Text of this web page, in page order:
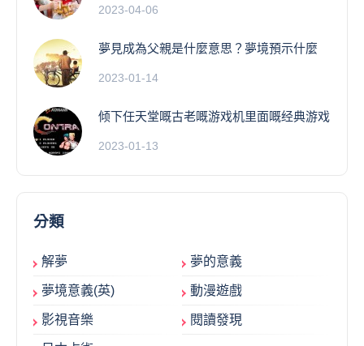
2023-04-06
夢見成為父親是什麼意思？夢境預示什麼
2023-01-14
倾下任天堂嘅古老嘅游戏机里面嘅经典游戏
2023-01-13
分類
解夢 夢的意義
夢境意義(英) 動漫遊戲
影視音樂 閱讀發現